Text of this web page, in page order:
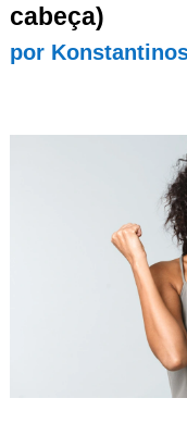
cabeça)
por